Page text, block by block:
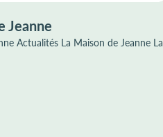
Jeanne
Actualités La Maison de Jeanne La